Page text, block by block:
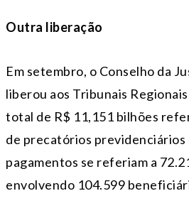
Outra liberação
Em setembro, o Conselho da
liberou aos Tribunais
total de R$ 11,151 bilhões
de precatórios previdenciários
pagamentos se referiam a
envolvendo 104.599